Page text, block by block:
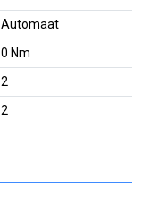
Automaat
0 Nm
2
2